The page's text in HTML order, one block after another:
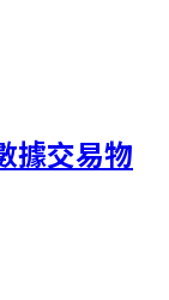
據交易物